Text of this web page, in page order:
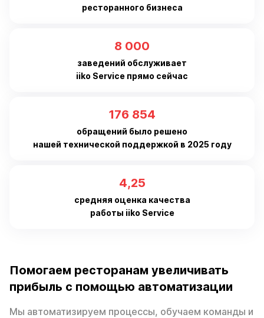
ресторанного бизнеса
8 000
заведений обслуживает
iiko Service прямо сейчас
189 748
обращений было решено
нашей технической поддержкой в 2025 году
4,56
средняя оценка качества
работы iiko Service
Помогаем ресторанам увеличивать
прибыль с помощью автоматизации
Мы автоматизируем процессы, обучаем команды и